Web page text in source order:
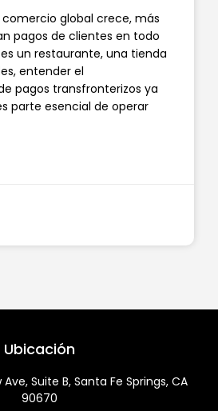
global crece, más
pagos de clientes en todo
un restaurante, una tienda
entender el
pagos transfronterizos ya
parte esencial de operar
Ubicación
Suite B, Santa Fe Springs, CA
90670